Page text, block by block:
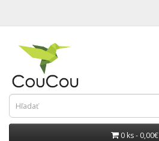
0 ks - 0,00€